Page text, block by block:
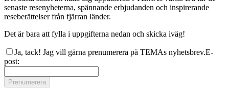
senaste resenyheterna, spännande erbjudanden och inspirerande
reseberättelser från fjärran länder.
Det är bara att fylla i uppgifterna nedan och skicka iväg!
Ja, tack! Jag vill gärna prenumerera på TEMAs nyhetsbrev.E-
post:
Prenumerera